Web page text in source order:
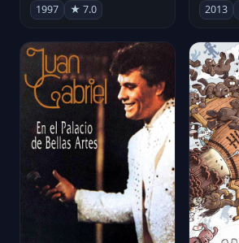
1997 ★ 7.0 2013